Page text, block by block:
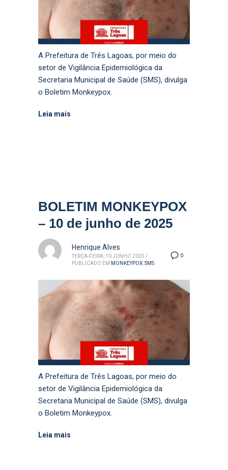
A Prefeitura de Três Lagoas, por meio do
setor de Vigilância Epidemiológica da
Secretaria Municipal de Saúde (SMS), divulga
o Boletim Monkeypox.
Leia mais
BOLETIM MONKEYPOX
– 10 de junho de 2025
0
Henrique Alves
TERÇA-FEIRA, 10 JUNHO 2025 /
PUBLICADO EM MONKEYPOX SMS
A Prefeitura de Três Lagoas, por meio do
setor de Vigilância Epidemiológica da
Secretaria Municipal de Saúde (SMS), divulga
o Boletim Monkeypox.
Leia mais